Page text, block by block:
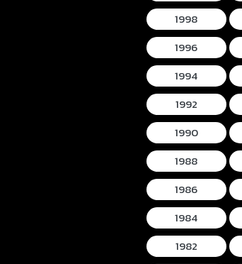
1998
1996
1994
1992
1990
1988
1986
1984
1982